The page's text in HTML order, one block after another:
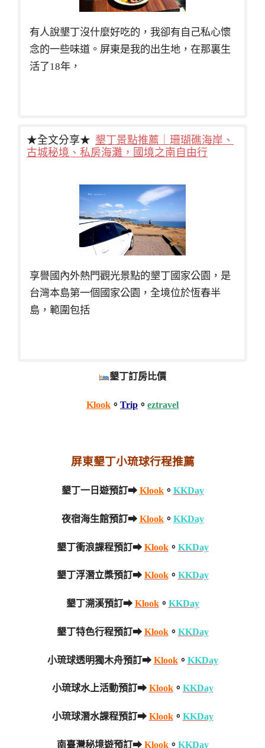
有人說墾丁沒什麼好吃的，我卻有自己私心懷
念的一些味道。屏東是我的出生地，在那裏生
活了18年，
★全文分享★ 墾丁景點推薦｜珊瑚礁海岸、
古城秘境、私房海灘，國境之南自由行
享譽國內外熱門觀光景點的墾丁國家公園，是
台灣本島第一個國家公園，全境位於恆春半
島，範圍包括
墾丁訂房比價
Klook 。 Trip 。 eztravel
屏東墾丁小琉球行程推薦
墾丁一日遊預訂➡ Klook。 KKDay
夜宿海生館預訂➡ Klook。 KKDay
墾丁衝浪課程預訂➡ Klook。 KKDay
墾丁浮潛立槳預訂➡ Klook。 KKDay
墾丁溯溪預訂➡ Klook。 KKDay
墾丁特色行程預訂➡ Klook。 KKDay
小琉球透明獨木舟預訂➡ Klook。 KKDay
小琉球水上活動預訂➡ Klook。 KKDay
小琉球潛水課程預訂➡ Klook。 KKDay
南臺灣秘境遊預訂➡ Klook。 KKDay